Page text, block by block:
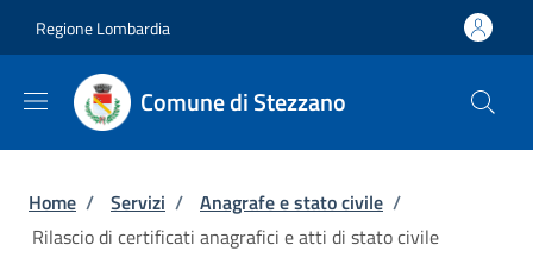
Regione Lombardia
Comune di Stezzano
Briciole di pane
Home / Servizi / Anagrafe e stato civile /
Rilascio di certificati anagrafici e atti di stato civile